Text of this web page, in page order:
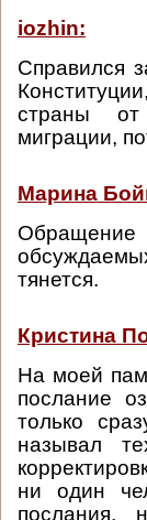
iozhin:
Справился
страны от
миграции,
Марина
тянется.
Кристина
На моей
послание
только
называл
ни один
послания,